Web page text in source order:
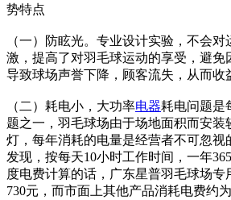
势特点
（一）防眩光。专业设计实验，不会对
激，提高了对羽毛球运动的享受，避免
导致球场声誉下降，顾客流失，从而收
（二）耗电小，大功率电器耗电问题是
题之一，羽毛球场由于场地面积而安装
灯，每年消耗的电量是经营者不可忽视
发现，按每天10小时工作时间，一年
度电费计算的话，广东星普羽毛球场专
730元，而市面上其他产品消耗电费约